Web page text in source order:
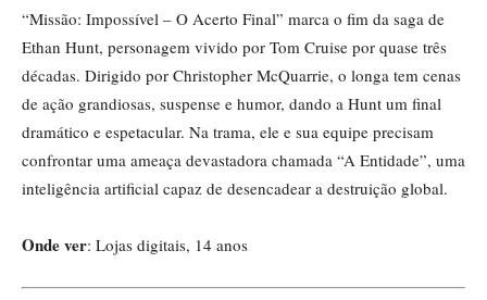
“Missão: Impossível – O Acerto Final” marca o fim da saga de
Ethan Hunt, personagem vivido por Tom Cruise por quase três
décadas. Dirigido por Christopher McQuarrie, o longa tem cenas
de ação grandiosas, suspense e humor, dando a Hunt um final
dramático e espetacular. Na trama, ele e sua equipe precisam
confrontar uma ameaça devastadora chamada “A Entidade”, uma
inteligência artificial capaz de desencadear a destruição global.
Onde ver: Lojas digitais, 14 anos